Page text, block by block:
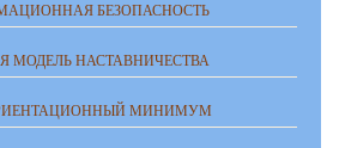
БЕЗОПАСНОСТЬ
МОДЕЛЬ НАСТАВНИЧЕСТВА
МИНИМУМ